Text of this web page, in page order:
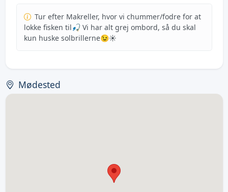
Tur efter Makreller, hvor vi chummer/fodre for at
lokke fisken til🎣 Vi har alt grej ombord, så du skal
kun huske solbrillerne😉☀️
Mødested